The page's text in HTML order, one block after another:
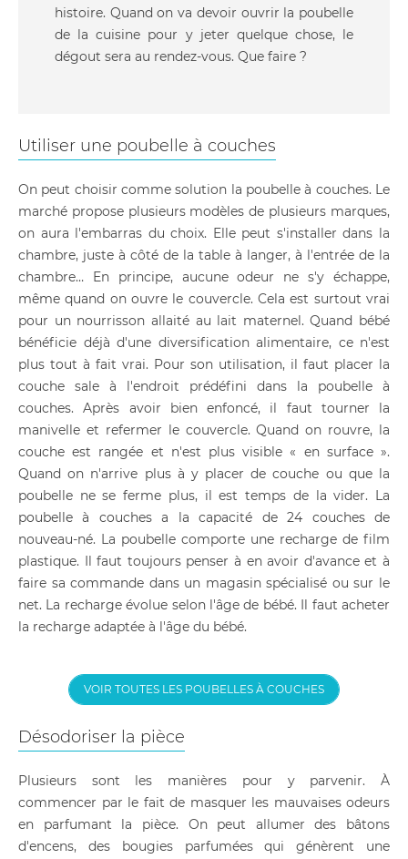
histoire. Quand on va devoir ouvrir la poubelle
de la cuisine pour y jeter quelque chose, le
dégout sera au rendez-vous. Que faire ?
Utiliser une poubelle à couches
On peut choisir comme solution la poubelle à couches. Le
marché propose plusieurs modèles de plusieurs marques,
on aura l'embarras du choix. Elle peut s'installer dans la
chambre, juste à côté de la table à langer, à l'entrée de la
chambre… En principe, aucune odeur ne s'y échappe,
même quand on ouvre le couvercle. Cela est surtout vrai
pour un nourrisson allaité au lait maternel. Quand bébé
bénéficie déjà d'une diversification alimentaire, ce n'est
plus tout à fait vrai. Pour son utilisation, il faut placer la
couche sale à l'endroit prédéfini dans la poubelle à
couches. Après avoir bien enfoncé, il faut tourner la
manivelle et refermer le couvercle. Quand on rouvre, la
couche est rangée et n'est plus visible « en surface ».
Quand on n'arrive plus à y placer de couche ou que la
poubelle ne se ferme plus, il est temps de la vider. La
poubelle à couches a la capacité de 24 couches de
nouveau-né. La poubelle comporte une recharge de film
plastique. Il faut toujours penser à en avoir d'avance et à
faire sa commande dans un magasin spécialisé ou sur le
net. La recharge évolue selon l'âge de bébé. Il faut acheter
la recharge adaptée à l'âge du bébé.
VOIR TOUTES LES POUBELLES À COUCHES
Désodoriser la pièce
Plusieurs sont les manières pour y parvenir. À
commencer par le fait de masquer les mauvaises odeurs
en parfumant la pièce. On peut allumer des bâtons
d'encens, des bougies parfumées qui génèrent une